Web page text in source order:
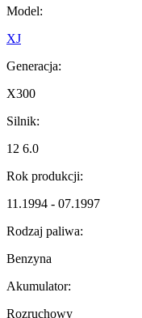
Model:
XJ
Generacja:
X300
Silnik:
12 6.0
Rok produkcji:
11.1994 - 07.1997
Rodzaj paliwa:
Benzyna
Akumulator:
Rozruchowy